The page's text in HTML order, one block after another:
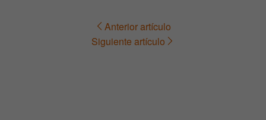
Navegación Anterior artículo
Siguiente artículo